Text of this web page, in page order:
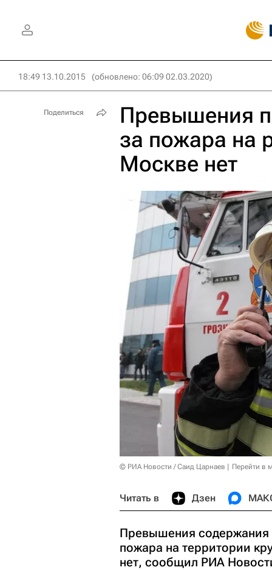
18:49 13.10.2015 (обновлено: 06:09 02.03.2020)
Превышения
за пожара на
Москве нет
© РИА Новости / Саид Царнаев Перейти в
Читать в Дзен
Превышения содержания
пожара на территории
нет, сообщил РИА
Поделиться